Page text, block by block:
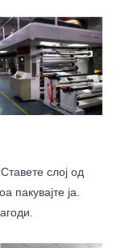
слој од
пакувајте ја.